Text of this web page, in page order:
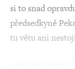
si to snad
předsedkyně
tu větu ani